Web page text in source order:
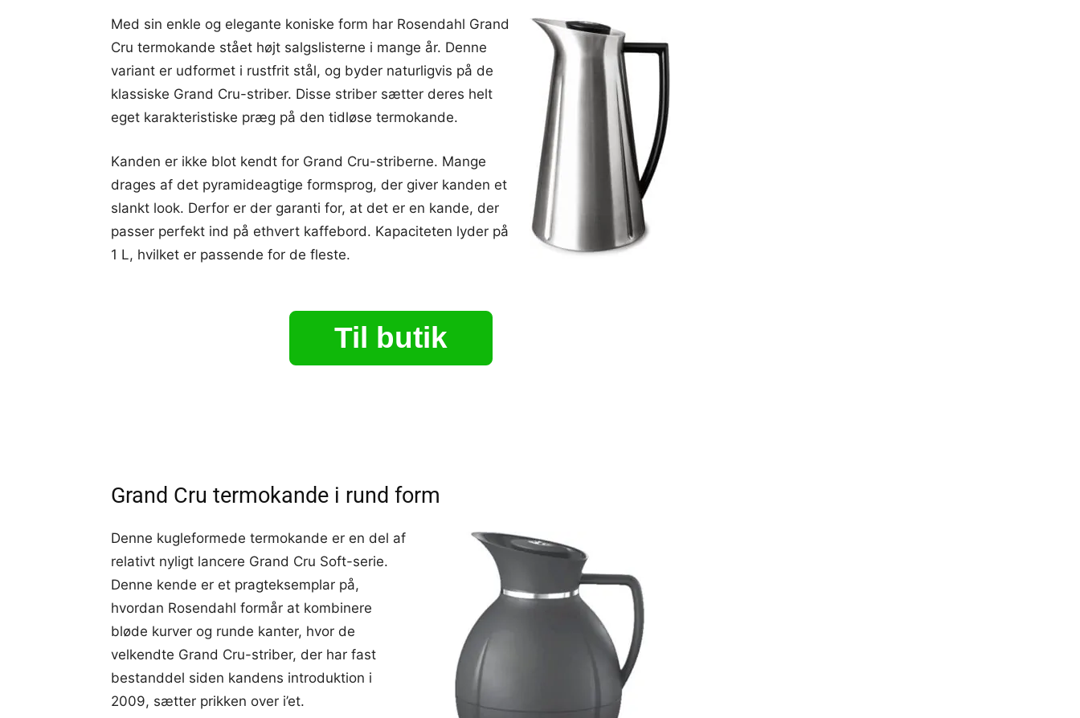
Med sin enkle og elegante koniske form har Rosendahl Grand
Cru termokande stået højt salgslisterne i mange år. Denne
variant er udformet i rustfrit stål, og byder naturligvis på de
klassiske Grand Cru-striber. Disse striber sætter deres helt
eget karakteristiske præg på den tidløse termokande.
Kanden er ikke blot kendt for Grand Cru-striberne. Mange
drages af det pyramideagtige formsprog, der giver kanden et
slankt look. Derfor er der garanti for, at det er en kande, der
passer perfekt ind på ethvert kaffebord. Kapaciteten lyder på
1 L, hvilket er passende for de fleste.
Til butik
Grand Cru termokande i rund form
Denne kugleformede termokande er en del af
relativt nyligt lancere Grand Cru Soft-serie.
Denne kende er et pragteksemplar på,
hvordan Rosendahl formår at kombinere
bløde kurver og runde kanter, hvor de
velkendte Grand Cru-striber, der har fast
bestanddel siden kandens introduktion i
2009, sætter prikken over i’et.